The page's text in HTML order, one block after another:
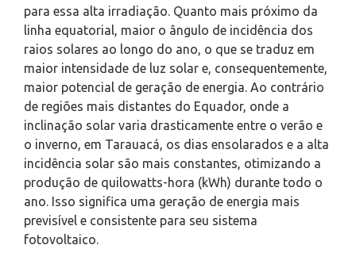
para essa alta irradiação. Quanto mais próximo da
linha equatorial, maior o ângulo de incidência dos
raios solares ao longo do ano, o que se traduz em
maior intensidade de luz solar e, consequentemente,
maior potencial de geração de energia. Ao contrário
de regiões mais distantes do Equador, onde a
inclinação solar varia drasticamente entre o verão e
o inverno, em Tarauacá, os dias ensolarados e a alta
incidência solar são mais constantes, otimizando a
produção de quilowatts-hora (kWh) durante todo o
ano. Isso significa uma geração de energia mais
previsível e consistente para seu sistema
fotovoltaico.